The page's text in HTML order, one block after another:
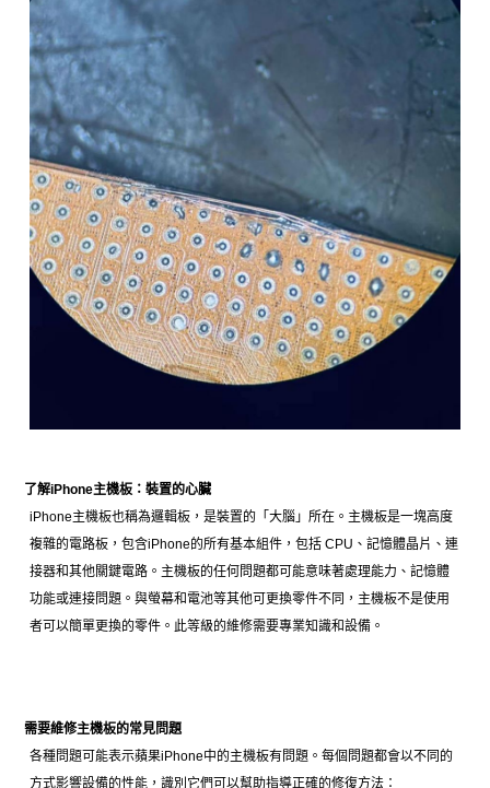
了解iPhone主機板：裝置的心臟
iPhone主機板也稱為邏輯板，是裝置的「大腦」所在。主機板是一塊高度
複雜的電路板，包含iPhone的所有基本組件，包括 CPU、記憶體晶片、連
接器和其他關鍵電路。主機板的任何問題都可能意味著處理能力、記憶體
功能或連接問題。與螢幕和電池等其他可更換零件不同，主機板不是使用
者可以簡單更換的零件。此等級的維修需要專業知識和設備。
需要維修主機板的常見問題
各種問題可能表示蘋果iPhone中的主機板有問題。每個問題都會以不同的
方式影響設備的性能，識別它們可以幫助指導正確的修復方法：